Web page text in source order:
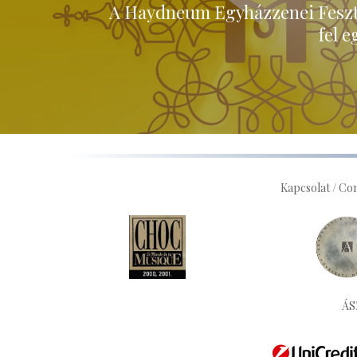
A Haydneum Egyházzenei
fel
Kapcsolat /